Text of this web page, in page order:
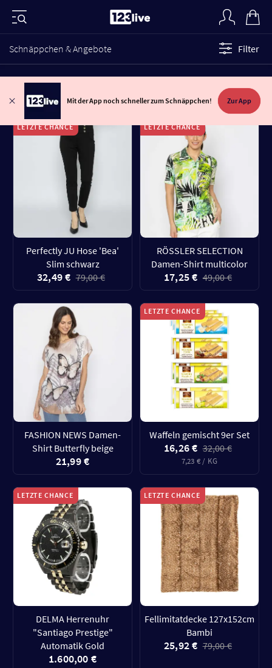
Schnäppchen & Angebote Filter
Mit der App noch schneller zum Schnäppchen! Zur App
LETZTE CHANCE
Perfectly JU Hose 'Bea'
Slim schwarz
32,49 € 79,00 €
LETZTE CHANCE
RÖSSLER SELECTION
Damen-Shirt multicolor
17,25 € 49,00 €
FASHION NEWS Damen-
Shirt Butterfly beige
21,99 €
LETZTE CHANCE
Waffeln gemischt 9er Set
16,26 € 32,00 €
7,23 € / KG
LETZTE CHANCE
DELMA Herrenuhr
"Santiago Prestige"
Automatik Gold
1.600,00 €
LETZTE CHANCE
Fellimitatdecke 127x152cm
Bambi
25,92 € 79,00 €